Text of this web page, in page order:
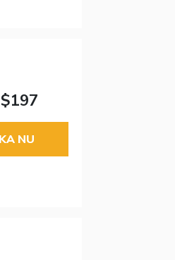
$197
NU